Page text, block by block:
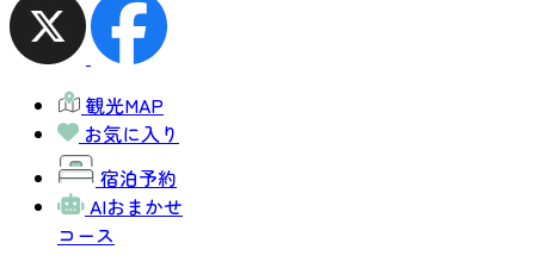
観光MAP
お気に入り
宿泊予約
AIおまかせ
コース